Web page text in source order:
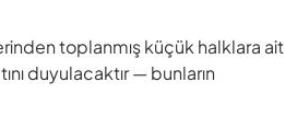
toplanmış küçük halklara ait
duyulacaktır — bunların